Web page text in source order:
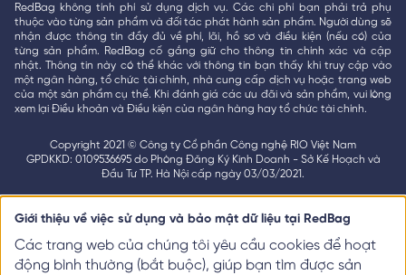
RedBag không tính phí sử dụng dịch vụ. Các chi phí bạn phải trả phụ
thuộc vào từng sản phẩm và đối tác phát hành sản phẩm. Người dùng sẽ
nhận được thông tin đầy đủ về phí, lãi, hồ sơ và điều kiện (nếu có) của
từng sản phẩm. RedBag cố gắng giữ cho thông tin chính xác và cập
nhật. Thông tin này có thể khác với thông tin bạn thấy khi truy cập vào
một ngân hàng, tổ chức tài chính, nhà cung cấp dịch vụ hoặc trang web
của một sản phẩm cụ thể. Khi đánh giá các ưu đãi và sản phẩm, vui lòng
xem lại Điều khoản và Điều kiện của ngân hàng hay tổ chức tài chính.
Copyright 2021 © Công ty Cổ phần Công nghệ RIO Việt Nam
GPDKKD: 0109536695 do Phòng Đăng Ký Kinh Doanh - Sở Kế Hoạch và
Đầu Tư TP. Hà Nội cấp ngày 03/03/2021.
Giới thiệu về việc sử dụng và bảo mật dữ liệu tại RedBag
Các trang web của chúng tôi yêu cầu cookies để hoạt
động bình thường (bắt buộc), giúp bạn tìm được sản